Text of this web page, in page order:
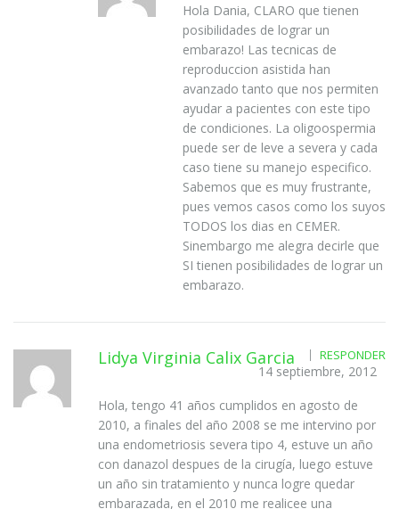
Hola Dania, CLARO que tienen
posibilidades de lograr un
embarazo! Las tecnicas de
reproduccion asistida han
avanzado tanto que nos permiten
ayudar a pacientes con este tipo
de condiciones. La oligoospermia
puede ser de leve a severa y cada
caso tiene su manejo especifico.
Sabemos que es muy frustrante,
pues vemos casos como los suyos
TODOS los dias en CEMER.
Sinembargo me alegra decirle que
SI tienen posibilidades de lograr un
embarazo.
Lidya Virginia Calix Garcia RESPONDER
14 septiembre, 2012
Hola, tengo 41 años cumplidos en agosto de
2010, a finales del año 2008 se me intervino por
una endometriosis severa tipo 4, estuve un año
con danazol despues de la cirugía, luego estuve
un año sin tratamiento y nunca logre quedar
embarazada, en el 2010 me realicee una